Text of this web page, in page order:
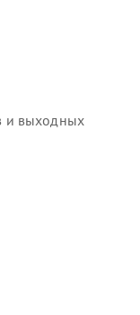
и выходных